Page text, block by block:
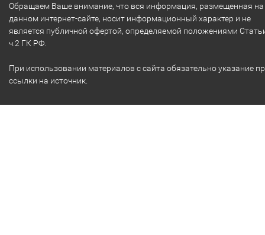
Обращаем Ваше внимание, что вся информация, размещенная на
данном интернет-сайте, носит информационный характер и не
является публичной офертой, определяемой положениями
ч.2 ГК РФ.
При использовании материалов с сайта обязательно указание
ссылки на источник.